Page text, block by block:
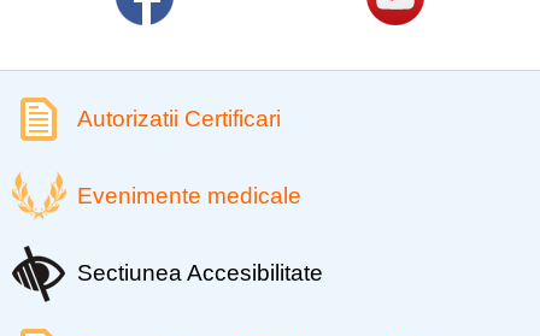
Autorizatii Certificari
Evenimente medicale
Sectiunea Accesibilitate